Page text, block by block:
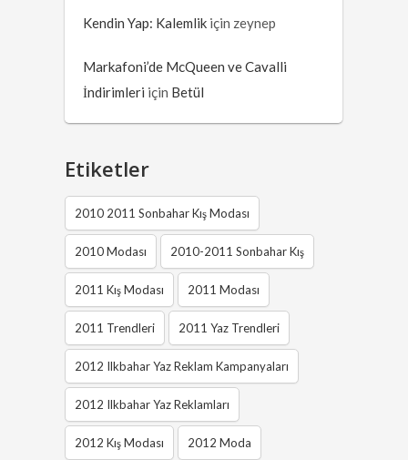
Kendin Yap: Kalemlik için zeynep
Markafoni’de McQueen ve Cavalli
İndirimleri için Betül
Etiketler
2010 2011 Sonbahar Kış Modası
2010 Modası 2010-2011 Sonbahar Kış
2011 Kış Modası 2011 Modası
2011 Trendleri 2011 Yaz Trendleri
2012 Ilkbahar Yaz Reklam Kampanyaları
2012 Ilkbahar Yaz Reklamları
2012 Kış Modası 2012 Moda